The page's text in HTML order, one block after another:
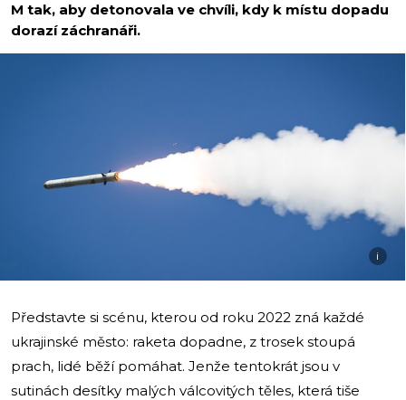
M tak, aby detonovala ve chvíli, kdy k místu dopadu
dorazí záchranáři.
i
Představte si scénu, kterou od roku 2022 zná každé
ukrajinské město: raketa dopadne, z trosek stoupá
prach, lidé běží pomáhat. Jenže tentokrát jsou v
sutinách desítky malých válcovitých těles, která tiše